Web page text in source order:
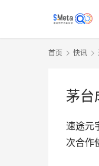
首页 快讯
茅台
速途元
次合作